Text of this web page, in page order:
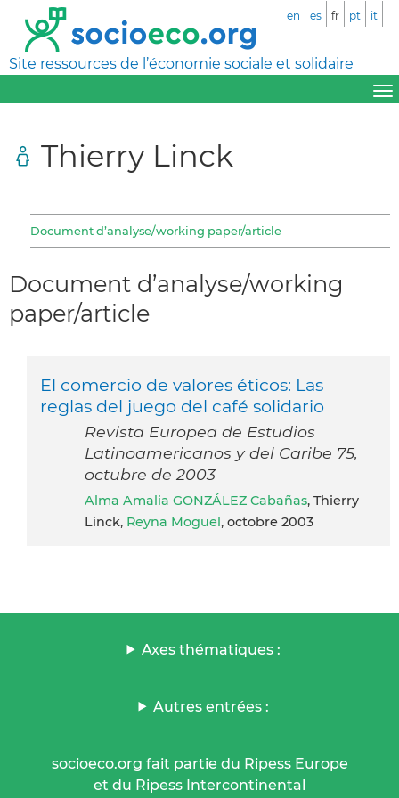
Site ressources de l’économie sociale et solidaire
en es fr pt it
Thierry Linck
Document d’analyse/working paper/article
Document d’analyse/working
paper/article
El comercio de valores éticos: Las
reglas del juego del café solidario
Revista Europea de Estudios
Latinoamericanos y del Caribe 75,
octubre de 2003
Alma Amalia GONZÁLEZ Cabañas, Thierry
Linck, Reyna Moguel, octobre 2003
Axes thématiques :
Autres entrées :
socioeco.org fait partie du Ripess Europe
et du Ripess Intercontinental